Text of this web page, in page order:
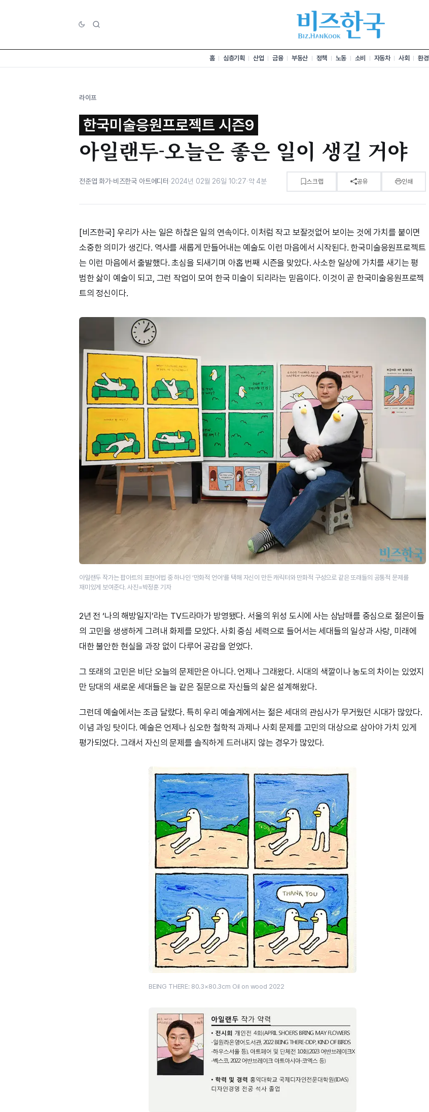
홈 심층기획 산업 금융 부동산 정책 노동 소비 자동차 사회 환경
라이프
한국미술응원프로젝트 시즌9
아일랜두-오늘은 좋은 일이 생길 거야
전준엽 화가·비즈한국 아트에디터 ·2024년 02월 26일 10:27·약 4분 스크랩 공유 인쇄
[비즈한국] 우리가 사는 일은 하찮은 일의 연속이다. 이처럼 작고 보잘것없어 보이는 것에 가치를 붙이면
소중한 의미가 생긴다. 역사를 새롭게 만들어내는 예술도 이런 마음에서 시작된다. 한국미술응원프로젝트
는 이런 마음에서 출발했다. 초심을 되새기며 아홉 번째 시즌을 맞았다. 사소한 일상에 가치를 새기는 평
범한 삶이 예술이 되고, 그런 작업이 모여 한국 미술이 되리라는 믿음이다. 이것이 곧 한국미술응원프로젝
트의 정신이다.
아일랜두 작가는 팝아트의 표현어법 중 하나인 ‘만화적 언어’를 택해 자신이 만든 캐릭터와 만화적 구성으로 같은 또래들의 공통적 문제를
재미있게 보여준다. 사진=박정훈 기자
2년 전 ‘나의 해방일지’라는 TV드라마가 방영됐다. 서울의 위성 도시에 사는 삼남매를 중심으로 젊은이들
의 고민을 생생하게 그려내 화제를 모았다. 사회 중심 세력으로 들어서는 세대들의 일상과 사랑, 미래에
대한 불안한 현실을 과장 없이 다루어 공감을 얻었다.
그 또래의 고민은 비단 오늘의 문제만은 아니다. 언제나 그래왔다. 시대의 색깔이나 농도의 차이는 있었지
만 당대의 새로운 세대들은 늘 같은 질문으로 자신들의 삶은 설계해왔다.
그런데 예술에서는 조금 달랐다. 특히 우리 예술계에서는 젊은 세대의 관심사가 무거웠던 시대가 많았다.
이념 과잉 탓이다. 예술은 언제나 심오한 철학적 과제나 사회 문제를 고민의 대상으로 삼아야 가치 있게
평가되었다. 그래서 자신의 문제를 솔직하게 드러내지 않는 경우가 많았다.
BEING THERE: 80.3×80.3cm Oil on wood 2022